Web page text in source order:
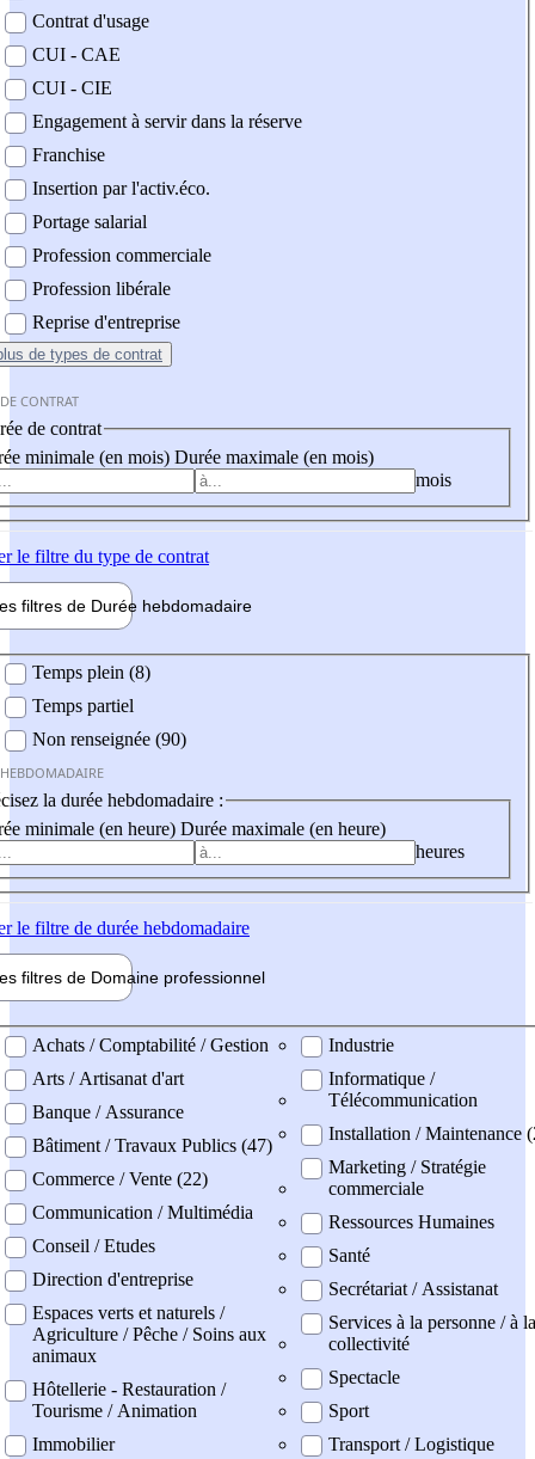
Contrat d'usage
CUI - CAE
CUI - CIE
Engagement à servir dans la réserve
Franchise
Insertion par l'activ.éco.
Portage salarial
Profession commerciale
Profession libérale
Reprise d'entreprise
de types de contrat
CONTRAT
de contrat
minimale (en mois) Durée maximale (en mois)
mois
le filtre du type de contrat
filtres de Durée hebdomadaire
Temps plein (8)
Temps partiel
Non renseignée (90)
la durée hebdomadaire :
minimale (en heure) Durée maximale (en heure)
heures
le filtre de durée hebdomadaire
filtres de Domaine professionnel
professionel
Achats / Comptabilité / Gestion
Arts / Artisanat d'art
Banque / Assurance
Bâtiment / Travaux Publics (47)
Commerce / Vente (22)
Communication / Multimédia
Conseil / Etudes
Direction d'entreprise
Espaces verts et naturels /
Agriculture / Pêche / Soins aux
animaux
Hôtellerie - Restauration /
Tourisme / Animation
Immobilier
Industrie
Informatique /
Télécommunication
Installation / Maintenance
Marketing / Stratégie
commerciale
Ressources Humaines
Santé
Secrétariat / Assistanat
Services à la personne / à la
collectivité
Spectacle
Sport
Transport / Logistique